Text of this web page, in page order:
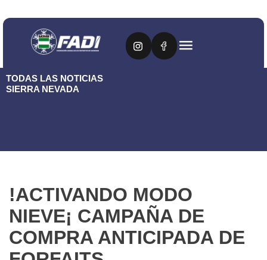
TODAS LAS NOTICIAS
SIERRA NEVADA
!ACTIVANDO MODO
NIEVE¡ CAMPAÑA DE
COMPRA ANTICIPADA DE